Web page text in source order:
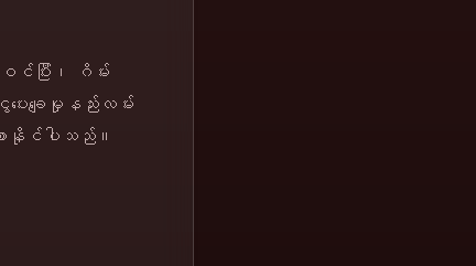
ဝင်ပြီး၊ ဂိမ်း
ေးချေမှုနည်းလမ်း
းနိုင်ပါသည်။